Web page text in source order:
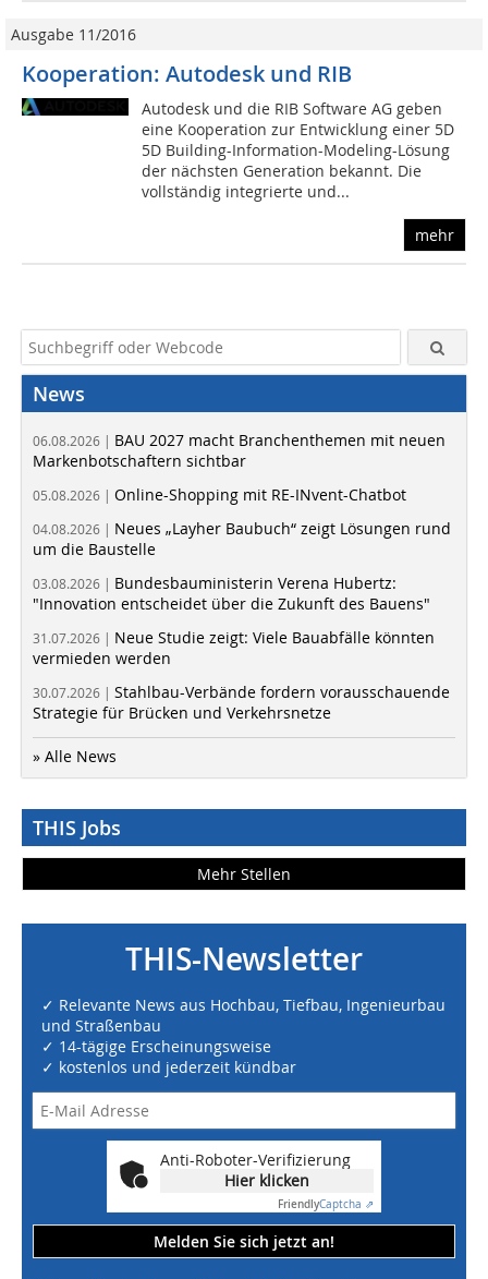
Ausgabe 11/2016
Kooperation: Autodesk und RIB
Autodesk und die RIB Software AG geben
eine Kooperation zur Entwicklung einer 5D
5D Building-Information-Modeling-Lösung
der nächsten Generation bekannt. Die
vollständig integrierte und...
mehr
News
06.08.2026 | BAU 2027 macht Branchenthemen mit neuen
Markenbotschaftern sichtbar
05.08.2026 | Online-Shopping mit RE-INvent-Chatbot
04.08.2026 | Neues „Layher Baubuch“ zeigt Lösungen rund
um die Baustelle
03.08.2026 | Bundesbauministerin Verena Hubertz:
"Innovation entscheidet über die Zukunft des Bauens"
31.07.2026 | Neue Studie zeigt: Viele Bauabfälle könnten
vermieden werden
30.07.2026 | Stahlbau-Verbände fordern vorausschauende
Strategie für Brücken und Verkehrsnetze
» Alle News
THIS Jobs
Mehr Stellen
THIS-Newsletter
✓ Relevante News aus Hochbau, Tiefbau, Ingenieurbau
und Straßenbau
✓ 14-tägige Erscheinungsweise
✓ kostenlos und jederzeit kündbar
Anti-Roboter-Verifizierung
Hier klicken
FriendlyCaptcha ⇗
Melden Sie sich jetzt an!